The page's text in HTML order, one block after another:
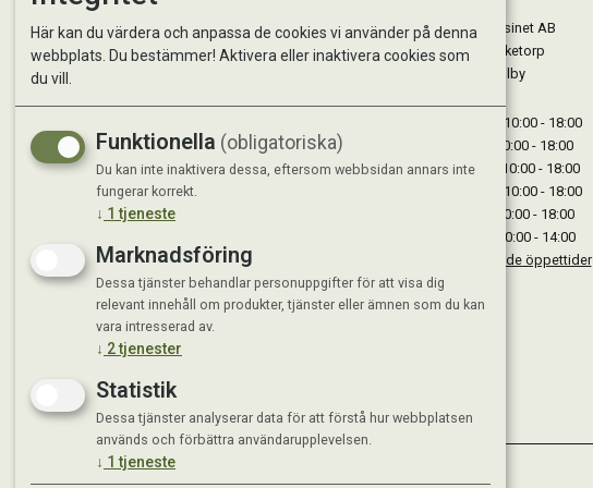
Kontakta oss
Om oss
StallMagasinet AB
Västra Lärketorp
59595 Mjölby
Måndag : 10:00 - 18:00
Tisdag : 10:00 - 18:00
Onsdag : 10:00 - 18:00
Torsdag : 10:00 - 18:00
Fredag : 10:00 - 18:00
Lördag : 10:00 - 14:00
Se avvikande öppettider
Här kan du värdera och anpassa de cookies vi använder på denna
webbplats. Du bestämmer! Aktivera eller inaktivera cookies som
du vill.
Funktionella (obligatoriska)
Du kan inte inaktivera dessa, eftersom webbsidan annars inte
fungerar korrekt.
↓ 1 tjeneste
Marknadsföring
Dessa tjänster behandlar personuppgifter för att visa dig
relevant innehåll om produkter, tjänster eller ämnen som du kan
vara intresserad av.
↓ 2tjenester
Statistik
Dessa tjänster analyserar data för att förstå hur webbplatsen
används och förbättra användarupplevelsen.
↓ 1 tjeneste